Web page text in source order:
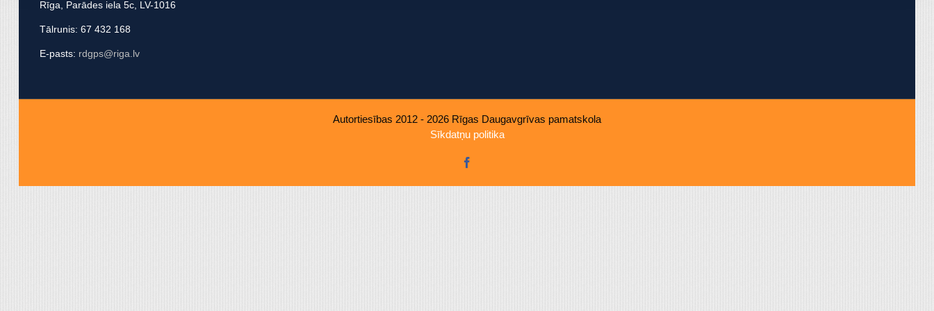
Rīga, Parādes iela 5c, LV-1016
Tālrunis: 67 432 168
E-pasts: rdgps@riga.lv
Autortiesības 2012 - 2026 Rīgas Daugavgrīvas pamatskola
Sīkdatņu politika